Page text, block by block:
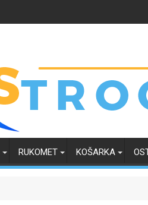
RUKOMET KOŠARKA